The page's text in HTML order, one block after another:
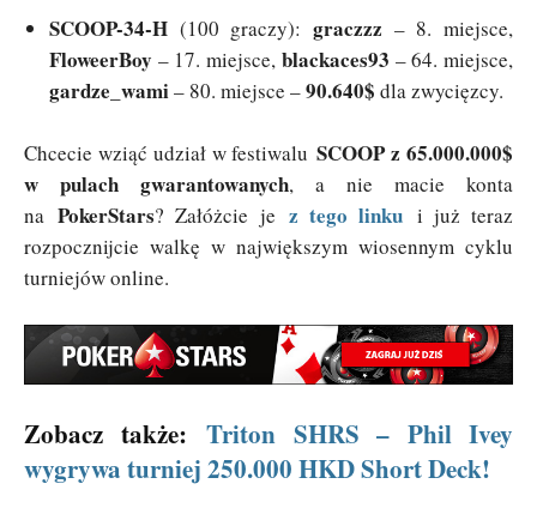
SCOOP-34-H (100 graczy): graczzz – 8. miejsce,
FloweerBoy – 17. miejsce, blackaces93 – 64. miejsce,
gardze_wami– 80. miejsce –90.640$ dla zwycięzcy.
Chcecie wziąć udział w festiwaluSCOOP z 65.000.000$
w pulach gwarantowanych, a nie macie konta
naPokerStars? Załóżcie je z tego linku i już teraz
rozpocznijcie walkę w największym wiosennym cyklu
turniejów online.
Zobacz także: Triton SHRS – Phil Ivey
wygrywa turniej 250.000 HKD Short Deck!